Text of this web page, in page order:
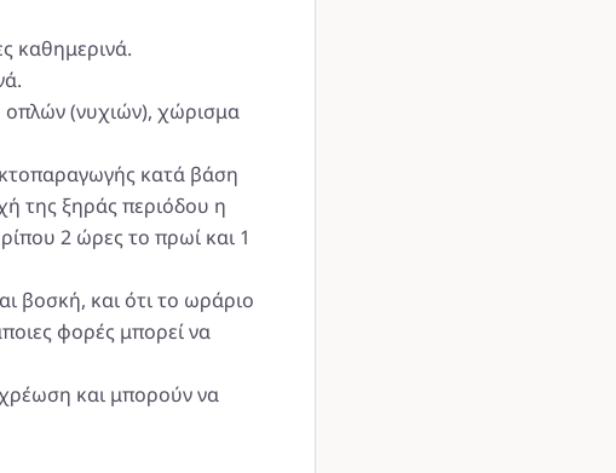
καθημερινά.
οπλών (νυχιών), χώρισμα
κατά βάση
της ξηράς περιόδου η
2 ώρες το πρωί και 1
βοσκή, και ότι το ωράριο
φορές μπορεί να
και μπορούν να